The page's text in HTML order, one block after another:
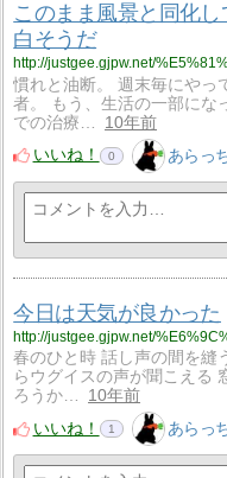
このまま風景と同化
白そうだ
慣れと油断。 週末毎にやっ
者。 もう、生活の一部にな
での治療…
10年前
いいね！
0 あらっ
今日は天気が良かった
春のひと時 話し声の間を縫
らウグイスの声が聞こえる
ろうか…
10年前
いいね！
1 あらっ